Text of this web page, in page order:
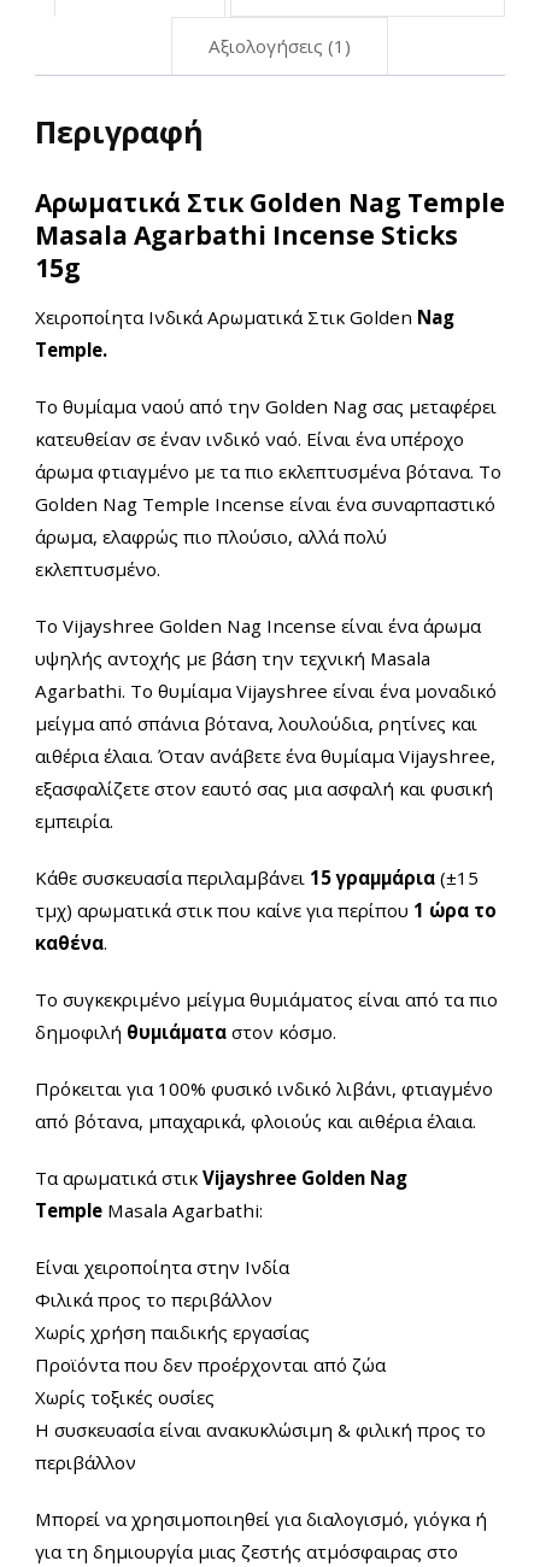
Αξιολογήσεις (1)
Περιγραφή
Aρωματικά Στικ Golden Nag Temple
Masala Agarbathi Incense Sticks
15g
Χειροποίητα Ινδικά Αρωματικά Στικ Golden Nag
Temple.
Το θυμίαμα ναού από την Golden Nag σας μεταφέρει
κατευθείαν σε έναν ινδικό ναό. Είναι ένα υπέροχο
άρωμα φτιαγμένο με τα πιο εκλεπτυσμένα βότανα. Το
Golden Nag Temple Incense είναι ένα συναρπαστικό
άρωμα, ελαφρώς πιο πλούσιο, αλλά πολύ
εκλεπτυσμένο.
Το Vijayshree Golden Nag Incense είναι ένα άρωμα
υψηλής αντοχής με βάση την τεχνική Masala
Agarbathi. Το θυμίαμα Vijayshree είναι ένα μοναδικό
μείγμα από σπάνια βότανα, λουλούδια, ρητίνες και
αιθέρια έλαια. Όταν ανάβετε ένα θυμίαμα Vijayshree,
εξασφαλίζετε στον εαυτό σας μια ασφαλή και φυσική
εμπειρία.
Κάθε συσκευασία περιλαμβάνει 15 γραμμάρια (±15
τμχ) αρωματικά στικ που καίνε για περίπου 1 ώρα το
καθένα.
Το συγκεκριμένο μείγμα θυμιάματος είναι από τα πιο
δημοφιλή θυμιάματα στον κόσμο.
Πρόκειται για 100% φυσικό ινδικό λιβάνι, φτιαγμένο
από βότανα, μπαχαρικά, φλοιούς και αιθέρια έλαια.
Τα αρωματικά στικ Vijayshree Golden Nag
Temple Masala Agarbathi:
Είναι χειροποίητα στην Ινδία
Φιλικά προς το περιβάλλον
Χωρίς χρήση παιδικής εργασίας
Προϊόντα που δεν προέρχονται από ζώα
Χωρίς τοξικές ουσίες
Η συσκευασία είναι ανακυκλώσιμη & φιλική προς το
περιβάλλον
Μπορεί να χρησιμοποιηθεί για διαλογισμό, γιόγκα ή
για τη δημιουργία μιας ζεστής ατμόσφαιρας στο